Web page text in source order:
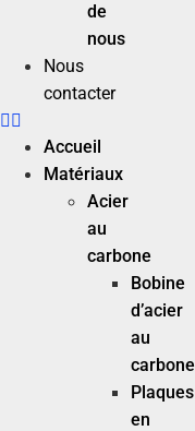
de
nous
Nous
contacter
Accueil
Matériaux
Acier
au
carbone
Bobine
d’acier
au
carbone
Plaques
en